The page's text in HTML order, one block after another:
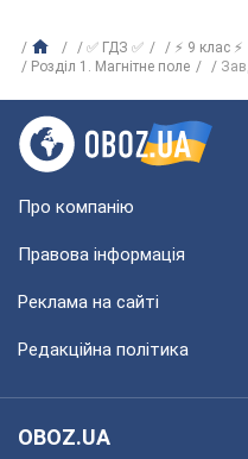
✅ ГДЗ ✅ ⚡ 9 клас ⚡
Розділ 1. Магнітне поле
Про компанію
Правова інформація
Реклама на сайті
Редакційна політика
OBOZ.UA